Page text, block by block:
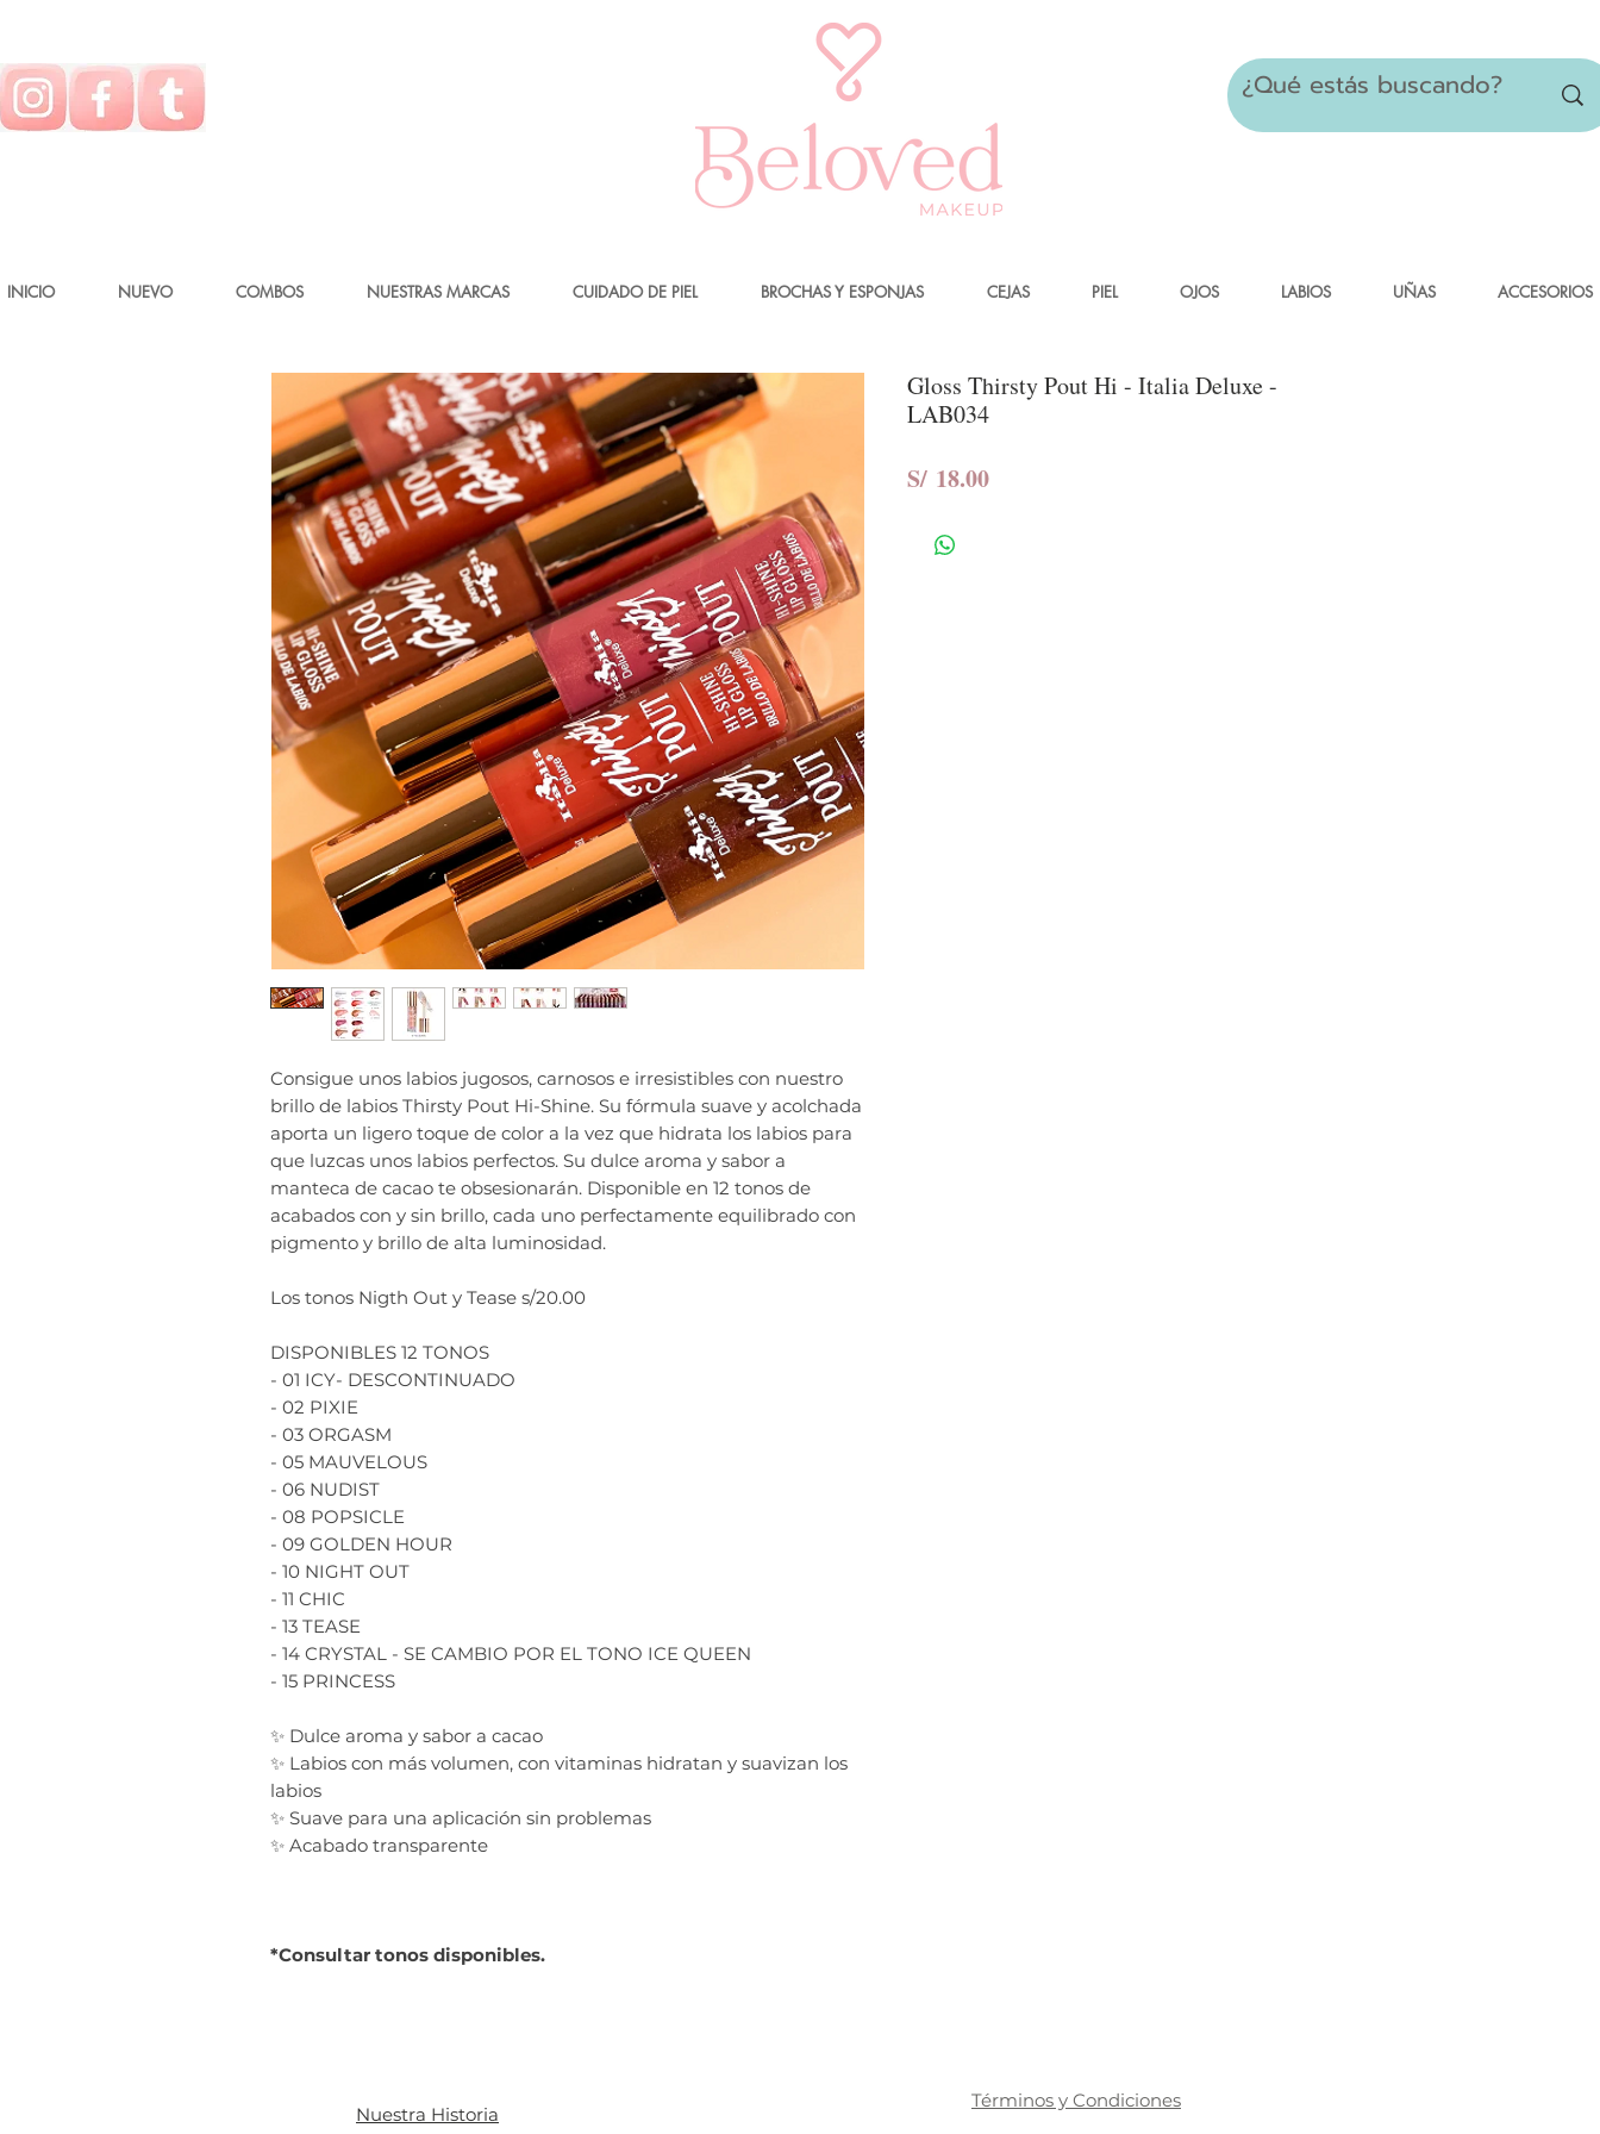
INICIO NUEVO COMBOS NUESTRAS MARCAS CUIDADO DE PIEL BROCHAS Y ESPONJAS CEJAS PIEL OJOS LABIOS UÑAS ACCESORIOS
Consigue unos labios jugosos, carnosos e irresistibles con nuestro
brillo de labios Thirsty Pout Hi-Shine. Su fórmula suave y acolchada
aporta un ligero toque de color a la vez que hidrata los labios para
que luzcas unos labios perfectos. Su dulce aroma y sabor a
manteca de cacao te obsesionarán. Disponible en 12 tonos de
acabados con y sin brillo, cada uno perfectamente equilibrado con
pigmento y brillo de alta luminosidad.
Los tonos Nigth Out y Tease s/20.00
DISPONIBLES 12 TONOS
- 01 ICY- DESCONTINUADO
- 02 PIXIE
- 03 ORGASM
- 05 MAUVELOUS
- 06 NUDIST
- 08 POPSICLE
- 09 GOLDEN HOUR
- 10 NIGHT OUT
- 11 CHIC
- 13 TEASE
- 14 CRYSTAL - SE CAMBIO POR EL TONO ICE QUEEN
- 15 PRINCESS
✨ Dulce aroma y sabor a cacao
✨ Labios con más volumen, con vitaminas hidratan y suavizan los
labios
✨ Suave para una aplicación sin problemas
✨ Acabado transparente
*Consultar tonos disponibles.
Gloss Thirsty Pout Hi - Italia Deluxe -
LAB034
S/ 18.00Precio
Nuestra Historia
Términos y Condiciones